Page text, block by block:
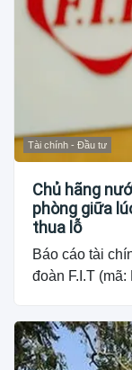
Tài chính - Đầu tư
Chủ hãng
phòng giữa
thua lỗ
Báo cáo tài
đoàn F.I.T